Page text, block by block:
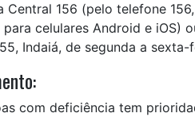
Central 156 (pelo telefone
celulares Android e iOS)
Indaiá, de segunda a
com deficiência tem